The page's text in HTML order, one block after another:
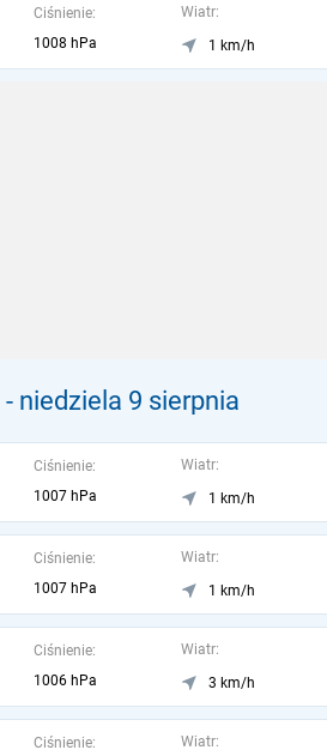
Ciśnienie:
1008 hPa
Wiatr:
1 km/h
- niedziela 9 sierpnia
Ciśnienie:
1007 hPa
Wiatr:
1 km/h
Ciśnienie:
1007 hPa
Wiatr:
1 km/h
Ciśnienie:
1006 hPa
Wiatr:
3 km/h
Ciśnienie: Wiatr: